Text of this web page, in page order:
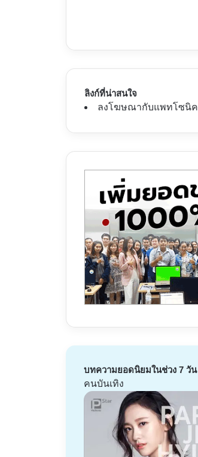
ลิงก์ที่น่าสนใจ
ลงโฆษณากับแพทโซนิค
บทความยอดนิยมในช่วง 7 วัน
คนบันเทิง